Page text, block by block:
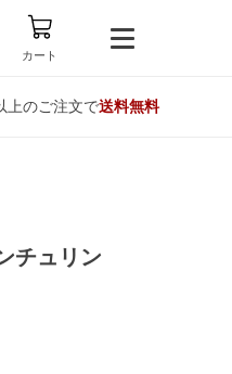
カート
のご注文で送料無料
チュリン